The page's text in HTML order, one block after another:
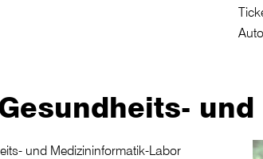
und Medizininformatik-Labor